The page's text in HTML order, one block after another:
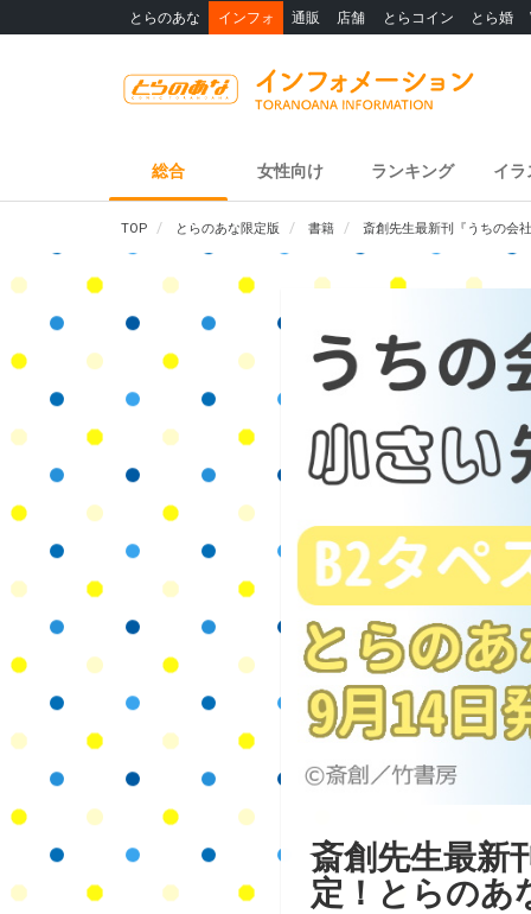
とらのあな インフォ 通販 店舗 とらコイン とら婚
総合 女性向け ランキング イラ
TOP とらのあな限定版 書籍 斎創先生最新刊『うちの会
斎創先生最新
定！とらのあ